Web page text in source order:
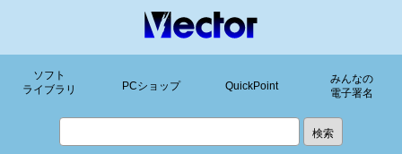
ソフト
ライブラリ
PCショップ QuickPoint
みんなの
電子署名